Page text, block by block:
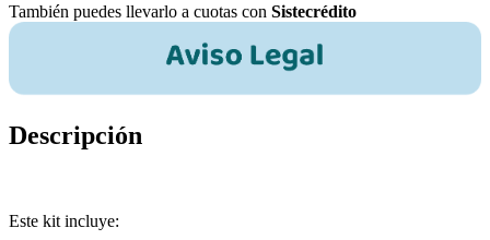
También puedes llevarlo a cuotas con Sistecrédito
Descripción
Este kit incluye: